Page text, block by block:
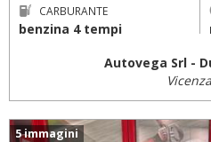
CARBURANTE
benzina 4 tempi
Autovega Srl -
5 immagini